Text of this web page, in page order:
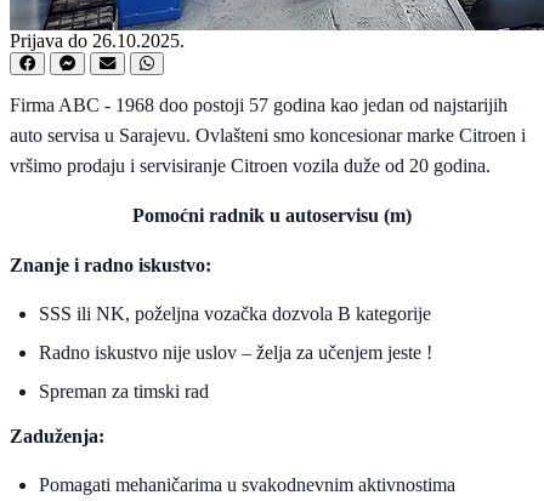
Prijava do 26.10.2025.
Firma ABC - 1968 doo postoji 57 godina kao jedan od najstarijih
auto servisa u Sarajevu. Ovlašteni smo koncesionar marke Citroen i
vršimo prodaju i servisiranje Citroen vozila duže od 20 godina.
Pomoćni radnik u autoservisu (m)
Znanje i radno iskustvo:
SSS ili NK, poželjna vozačka dozvola B kategorije
Radno iskustvo nije uslov – želja za učenjem jeste !
Spreman za timski rad
Zaduženja:
Pomagati mehaničarima u svakodnevnim aktivnostima